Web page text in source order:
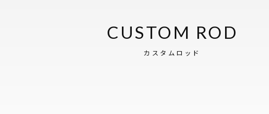
CUSTOM ROD
カスタムロッド